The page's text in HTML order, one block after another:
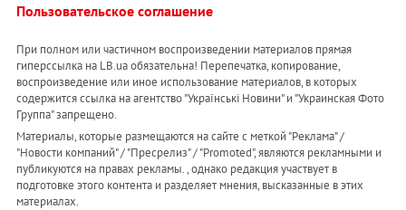
Пользовательское соглашение
При полном или частичном воспроизведении материалов прямая
гиперссылка на LB.ua обязательна! Перепечатка, копирование,
воспроизведение или иное использование материалов, в которых
содержится ссылка на агентство "Українськi Новини" и "Украинская Фото
Группа" запрещено.
Материалы, которые размещаются на сайте с меткой "Реклама" /
"Новости компаний" / "Пресрелиз" / "Promoted", являются рекламными и
публикуются на правах рекламы. , однако редакция участвует в
подготовке этого контента и разделяет мнения, высказанные в этих
материалах.